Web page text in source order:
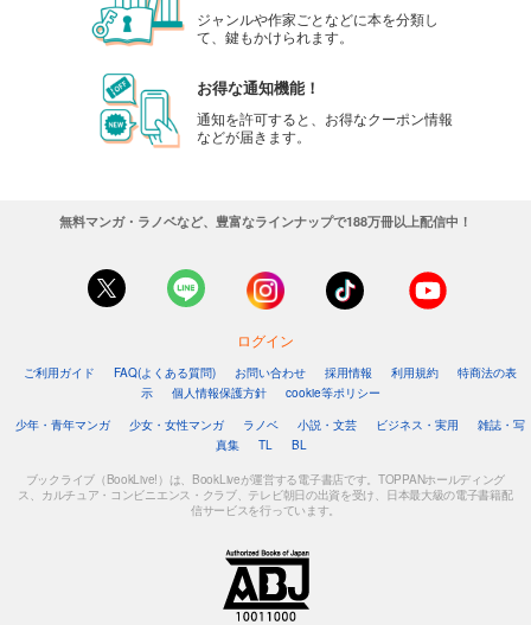
ジャンルや作家ごとなどに本を分類し
て、鍵もかけられます。
お得な通知機能！
通知を許可すると、お得なクーポン情報
などが届きます。
無料マンガ・ラノベなど、豊富なラインナップで188万冊以上配信中！
ログイン
ご利用ガイド FAQ(よくある質問) お問い合わせ 採用情報 利用規約
特商法の表
示
個人情報保護方針
cookie等ポリシー
少年・青年マンガ
少女・女性マンガ ラノベ 小説・文芸 ビジネス・実用
雑誌・写
真集
TL BL
ブックライブ（BookLive!）は、BookLiveが運営する電子書店です。TOPPANホールディング
ス、カルチュア・コンビニエンス・クラブ、テレビ朝日の出資を受け、日本最大級の電子書籍配
信サービスを行っています。